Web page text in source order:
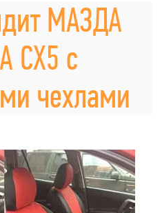
МАЗДА
СХ5 с
чехлами